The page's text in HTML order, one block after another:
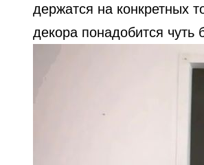
держатся на конкретных
декора понадобится